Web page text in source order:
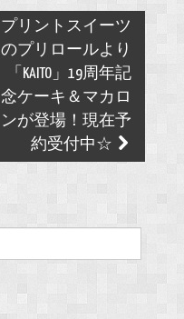
プリントスイーツ
のプリロールより
「KAITO」19周年記
念ケーキ＆マカロ
ンが登場！現在予
約受付中☆